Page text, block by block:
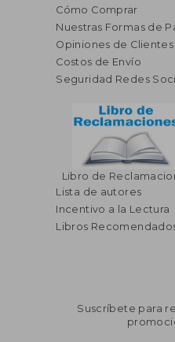
Cómo Comprar
Nuestras Formas de
Opiniones de Clientes
Costos de Envío
Seguridad Redes
Libro de
Lista de autores
Incentivo a la Lectura
Libros
Suscríbete para